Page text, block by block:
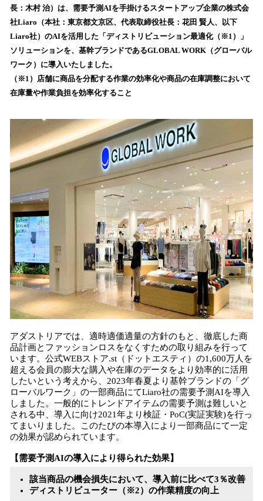
数
を
込
み
中
で
長：木村 治）は、需要予測AIを手掛けるスタートアップ企業の株式会
社Liaro（本社：東京都文京区、代表取締役社長：花田 賢人、以下
Liaro社）のAIを活用した「ディストリビューション最適化（※1）」
ソリューションを、基幹ブランドであるGLOBAL WORK（グローバル
ワーク）に導入いたしました。
（※1）店舗に商品を分配する作業の効率化や商品の在庫調整において
在庫量や作業負担を効率化すること
アダストリアでは、適時適価適量の方針のもと、徹底した商
品計画とファッションロスをなくすための取り組みを行って
います。公式WEBストア.st（ドットエスティ）の1,600万人を
超える会員の膨大な購入や在庫のデータをより効率的に活用
したいという考えから、2023年春夏より基幹ブランドの「グ
ローバルワーク」の一部商品にてLiaro社の需要予測AIを導入
しました。一般的にトレンドアイテムの需要予測は難しいと
される中、導入に向け2021年より検証・PoC(実証実験)を行っ
てまいりました。このたびの本導入により一部商品にて一定
の効果が認められています。
【需要予測AIの導入により得られた効果】
該当商品の機会損失において、導入前に比べて3％改善
ディストリビューター（※2）の作業精度の向上